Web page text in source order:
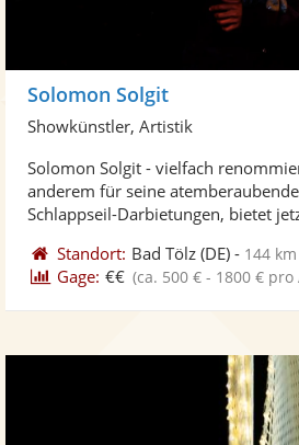
Solomon Solgit
Showkünstler, Artistik
Solomon Solgit - vielfach
anderem für seine
Schlappseil-Darbietungen, bietet
Standort: Bad Tölz (DE) - 144
Gage: €€ (ca. 500 € - 1800 €